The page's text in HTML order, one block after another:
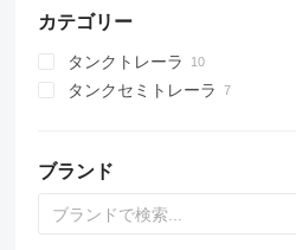
カテゴリー
タンクトレーラ
食品タンクトレーラ
タンクセミトレーラ
タンカーセミトレーラ
ブランド